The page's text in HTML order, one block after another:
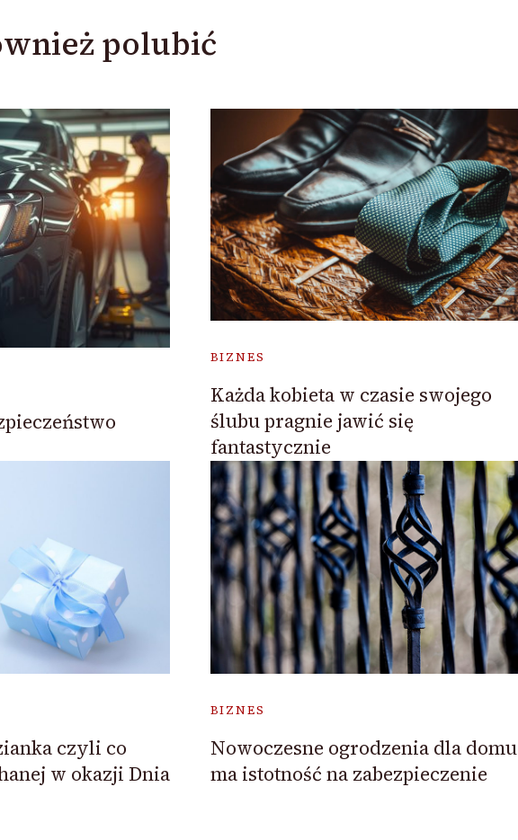
polubić
BIZNES
Każda kobieta w czasie swojego
ślubu pragnie jawić się
fantastycznie
czyli co
w okazji Dnia
BIZNES
Nowoczesne ogrodzenia dla domu
ma istotność na zabezpieczenie